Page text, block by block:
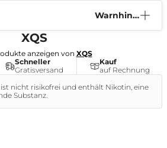
Warnhinw
XQS
anzeigen von XQS
Schneller
Gratisversand
Kauf
auf Rechnung
nicht risikofrei und enthält Nikotin, eine
Substanz.